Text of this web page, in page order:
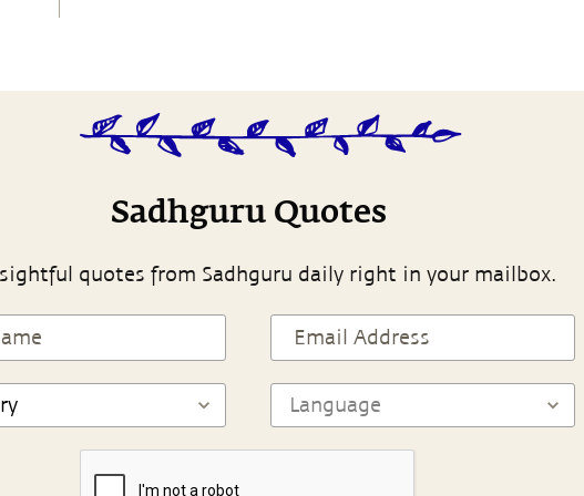
Sadhguru Quotes
quotes from Sadhguru daily right in your mailbox.